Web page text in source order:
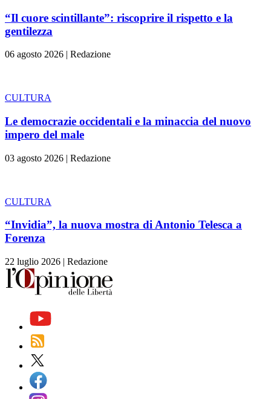
“Il cuore scintillante”: riscoprire il rispetto e la
gentilezza
06 agosto 2026 | Redazione
CULTURA
Le democrazie occidentali e la minaccia del nuovo
impero del male
03 agosto 2026 | Redazione
CULTURA
“Invidia”, la nuova mostra di Antonio Telesca a
Forenza
22 luglio 2026 | Redazione